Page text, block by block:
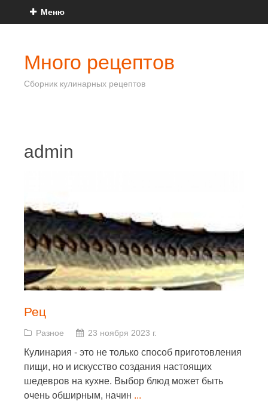
Меню
Много рецептов
Сборник кулинарных рецептов
admin
Рец
Разное 23 ноября 2023 г.
Кулинария - это не только способ приготовления
пищи, но и искусство создания настоящих
шедевров на кухне. Выбор блюд может быть
очень обширным, начин ...